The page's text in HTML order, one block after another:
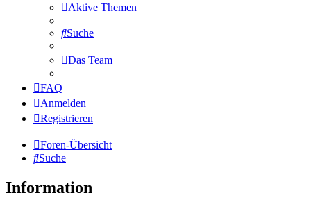
Aktive Themen
Suche
Das Team
FAQ
Anmelden
Registrieren
Foren-Übersicht
Suche
Information